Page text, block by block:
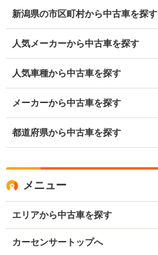
新潟県の市区町村から中古車を探す
人気メーカーから中古車を探す
人気車種から中古車を探す
メーカーから中古車を探す
都道府県から中古車を探す
メニュー
エリアから中古車を探す
カーセンサートップへ